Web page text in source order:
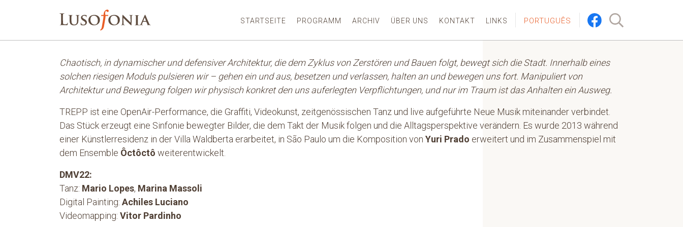
STARTSEITE PROGRAMM ARCHIV ÜBER UNS KONTAKT LINKS PORTUGUÊS
Chaotisch, in dynamischer und defensiver Architektur, die dem Zyklus von Zerstören und Bauen folgt, bewegt sich die Stadt. Innerhalb eines
solchen riesigen Moduls pulsieren wir – gehen ein und aus, besetzen und verlassen, halten an und bewegen uns fort. Manipuliert von
Architektur und Bewegung folgen wir physisch konkret den uns auferlegten Verpflichtungen, und nur im Traum ist das Anhalten ein Ausweg.
TREPP ist eine OpenAir-Performance, die Graffiti, Videokunst, zeitgenössischen Tanz und live aufgeführte Neue Musik miteinander verbindet.
Das Stück erzeugt eine Sinfonie bewegter Bilder, die dem Takt der Musik folgen und die Alltagsperspektive verändern. Es wurde 2013 während
einer Künstlerresidenz in der Villa Waldberta erarbeitet, in São Paulo um die Komposition von Yuri Prado erweitert und im Zusammenspiel mit
dem Ensemble Ôctôctô weiterentwickelt.
DMV22:
Tanz: Mario Lopes, Marina Massoli
Digital Painting: Achiles Luciano
Videomapping: Vitor Pardinho